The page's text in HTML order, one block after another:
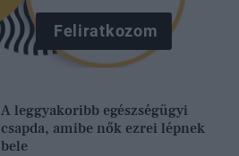
Feliratkozom
A leggyakoribb egészségügyi
csapda, amibe nők ezrei lépnek
bele